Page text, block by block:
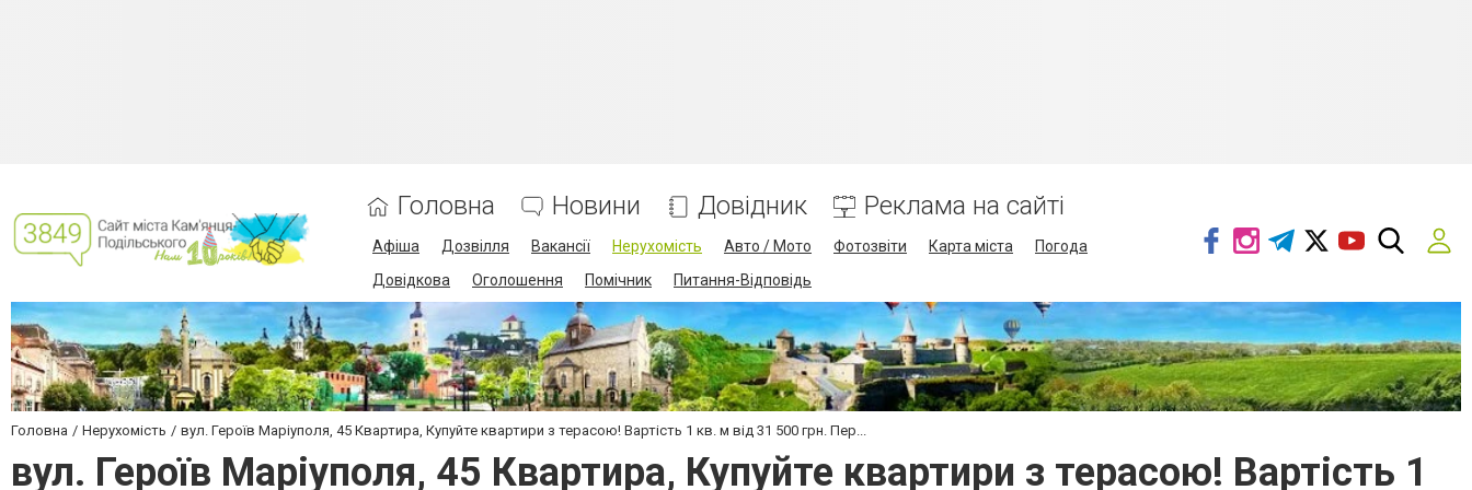
Головна Новини Довідник Реклама на сайті
Афіша Дозвілля Вакансії Нерухомість Авто / Мото Фотозвіти Карта міста
Погода
Довідкова
Оголошення Помічник Питання-Відповідь
Головна Нерухомість вул. Героїв Маріуполя, 45 Квартира, Купуйте квартири з терасою! Вартість 1 кв. м від 31 500 грн. Пер...
вул. Героїв Маріуполя, 45 Квартира, Купуйте квартири з терасою! Вартість 1